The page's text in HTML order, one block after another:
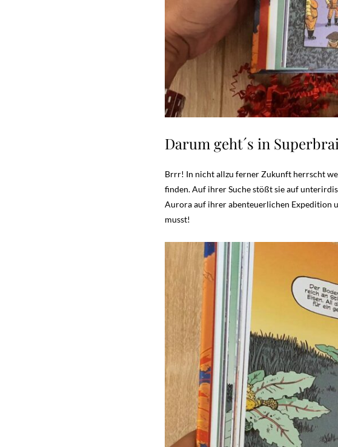
Darum geht´s in
Brrr! In nicht allzu ferner Zukunft herrscht
finden. Auf ihrer Suche stößt sie auf
Aurora auf ihrer abenteuerlichen Expedition
musst!